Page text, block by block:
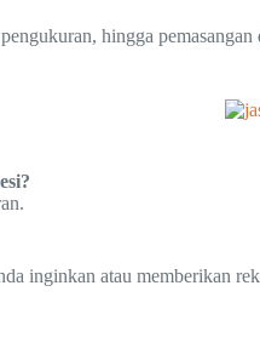
hingga
inginkan atau memberikan